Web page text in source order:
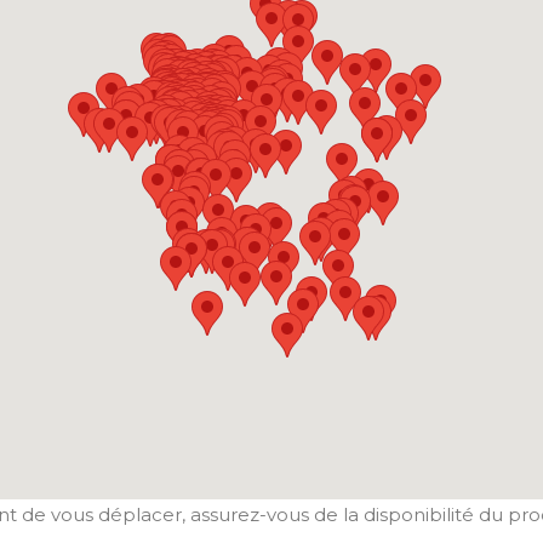
de vous déplacer, assurez-vous de la disponibilité du